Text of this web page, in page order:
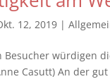
12, 2019 |
Besucher würdigen
Casutt) An der